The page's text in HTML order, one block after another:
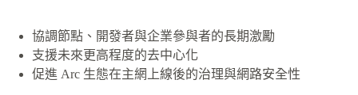
協調節點、開發者與企業參與者的長期激勵
支援未來更高程度的去中心化
促進 Arc 生態在主網上線後的治理與網路安全性